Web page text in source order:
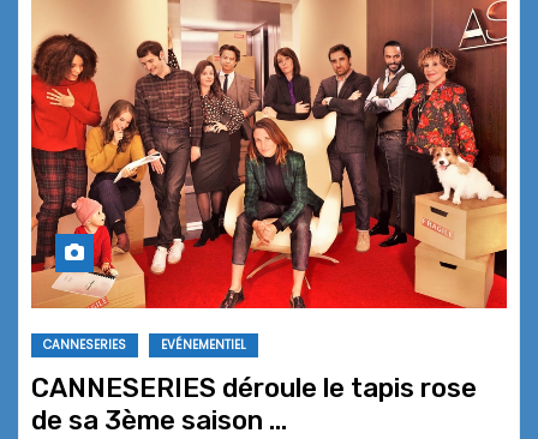
CANNESERIES EVÉNEMENTIEL
CANNESERIES déroule le tapis rose
de sa 3ème saison …